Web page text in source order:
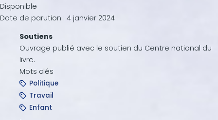
Disponible
Date de parution : 4 janvier 2024
Soutiens
Ouvrage publié avec le soutien du Centre national du
livre.
Mots clés
Politique
Travail
Enfant